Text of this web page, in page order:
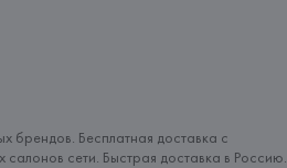
брендов. Бесплатная доставка с
сети. Быстрая доставка в Россию.